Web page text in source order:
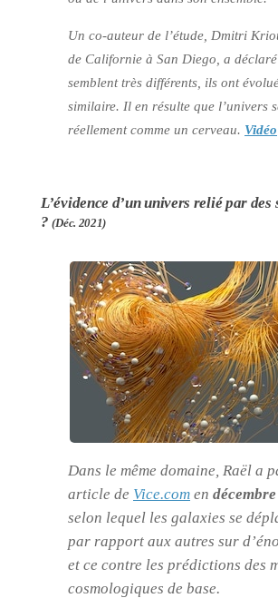
Un co-auteur de l’étude, Dmitri
de Californie à San Diego, a déclaré
semblent très différents, ils ont
similaire. Il en résulte que l’univers
réellement comme un cerveau. Vidéo
L’évidence d’un univers relié par des
?(Déc. 2021)
Dans le même domaine, Raël a
article de Vice.com en
selon lequel les galaxies se
par rapport aux autres sur
et ce contre les prédictions des
cosmologiques de base.